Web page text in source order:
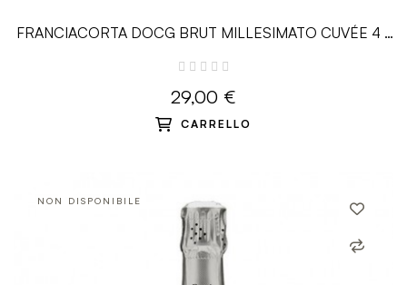
FRANCIACORTA DOCG BRUT MILLESIMATO CUVÉE 4 -
29,00 €
CARRELLO
NON DISPONIBILE